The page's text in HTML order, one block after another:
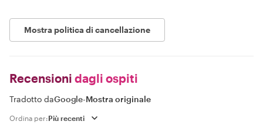
Mostra politica di cancellazione
Recensioni dagli ospiti
Tradotto daGoogle-Mostra originale
Ordina per: